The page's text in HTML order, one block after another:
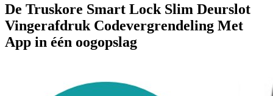
De Truskore Smart Lock Slim Deurslot
Vingerafdruk Codevergrendeling Met
App in één oogopslag